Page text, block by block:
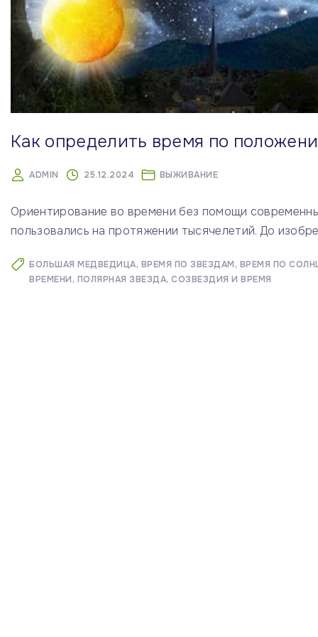
Как определить время по
ADMIN 25.12.2024 ВЫЖИВАНИЕ
Ориентирование во времени без помощи
пользовались на протяжении тысячелетий. До
БОЛЬШАЯ МЕДВЕДИЦА ВРЕМЯ ПО ЗВЕЗДАМ ВРЕМЯ ПО
ВРЕМЕНИ ПОЛЯРНАЯ ЗВЕЗДА СОЗВЕЗДИЯ И ВРЕМЯ